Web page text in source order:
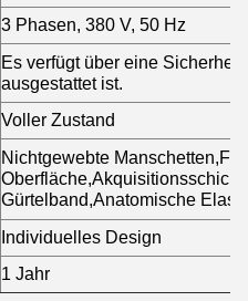
3 Phasen, 380 V, 50 Hz
Es verfügt über eine
ausgestattet ist.
Voller Zustand
Nichtgewebte
Gürtelband,Anatomische
Individuelles Design
1 Jahr